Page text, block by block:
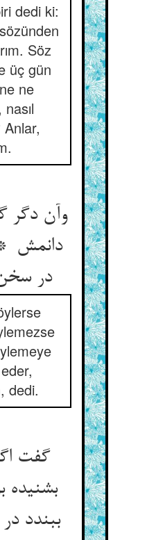
dedi ki:
Söz
üç gün
ne
Anlar,
وآن دگر
دانمش
در سخن پیچانمش
dedi.
گفت
ببندد